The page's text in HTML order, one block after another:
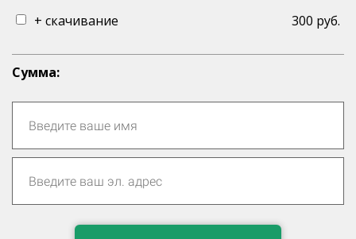
+ скачивание
300 руб.
Cумма: